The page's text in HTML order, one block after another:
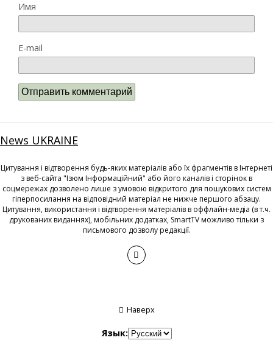
Имя
E-mail
News UKRAINE
Цитування і відтворення будь-яких матеріалів або їх фрагментів в Інтернеті
з веб-сайта "Ізюм Інформаційний" або його каналів і сторінок в
соцмережах дозволено лише з умовою відкритого для пошукових систем
гіперпосилання на відповідний матеріал не нижче першого абзацу.
Цитування, використання і відтворення матеріалів в оффлайн-медіа (в т.ч.
друкованих виданнях), мобільних додатках, SmartTV можливо тільки з
письмового дозволу редакції.
Наверх
Язык: